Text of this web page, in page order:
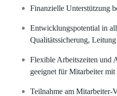
Finanzielle Unterstützung
Entwicklungspotential in
Qualitätssicherung,
Flexible Arbeitszeiten und
geeignet für Mitarbeiter
Teilnahme am Mitarbeiter-